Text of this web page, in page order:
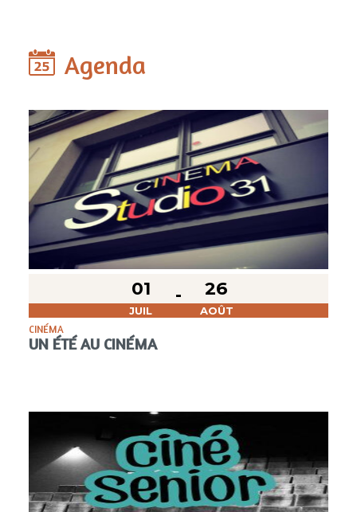
Agenda
01
JUIL
26
AOÛT
CINÉMA
UN ÉTÉ AU CINÉMA